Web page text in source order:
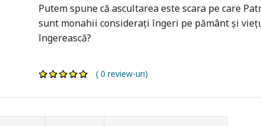
Putem spune că ascultarea este scara pe care
sunt monahii considerați îngeri pe pământ și
îngerească?
( 0 review-uri)